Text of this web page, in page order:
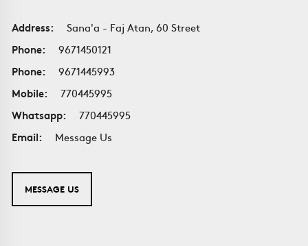
Address:
Sana'a - Faj Atan, 60 Street
Phone:
9671450121
Phone:
9671445993
Mobile:
770445995
Whatsapp:
770445995
Email:
Message Us
MESSAGE US